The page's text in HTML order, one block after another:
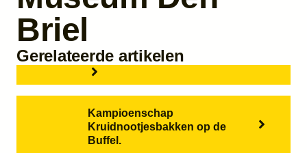
Briel
Gerelateerde artikelen
Kampioenschap
Kruidnootjesbakken op de
Buffel.